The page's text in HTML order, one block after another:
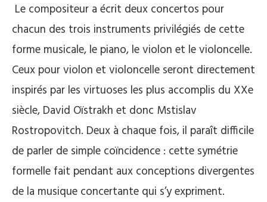
Le compositeur a écrit deux concertos pour
chacun des trois instruments privilégiés de cette
forme musicale, le piano, le violon et le violoncelle.
Ceux pour violon et violoncelle seront directement
inspirés par les virtuoses les plus accomplis du XXe
siècle, David Oïstrakh et donc Mstislav
Rostropovitch. Deux à chaque fois, il paraît difficile
de parler de simple coïncidence : cette symétrie
formelle fait pendant aux conceptions divergentes
de la musique concertante qui s’y expriment.